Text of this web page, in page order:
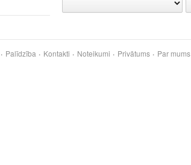
Palīdzība Kontakti Noteikumi Privātums Par mums